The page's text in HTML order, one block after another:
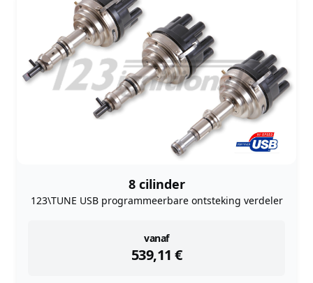
8 cilinder
123\TUNE USB programmeerbare ontsteking verdeler
vanaf
539,11 €
instock